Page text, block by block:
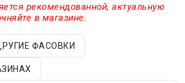
рекомендованной, актуальную
в магазине.
ФАСОВКИ